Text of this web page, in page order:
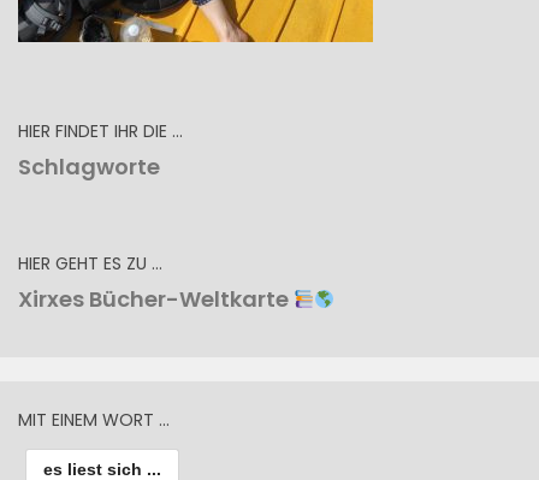
HIER FINDET IHR DIE …
Schlagworte
HIER GEHT ES ZU …
Xirxes Bücher-Weltkarte
MIT EINEM WORT …
es liest sich ...